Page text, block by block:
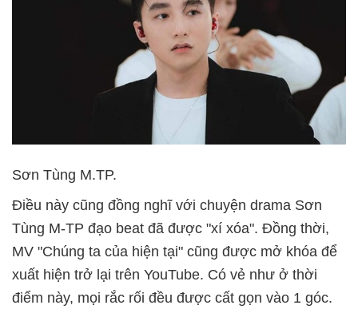
Sơn Tùng M.TP.
Điều này cũng đồng nghĩ với chuyện drama Sơn
Tùng M-TP đạo beat đã được "xí xóa". Đồng thời,
MV "Chúng ta của hiện tại" cũng được mở khóa để
xuất hiện trở lại trên YouTube. Có vẻ như ở thời
điểm này, mọi rắc rối đều được cất gọn vào 1 góc.